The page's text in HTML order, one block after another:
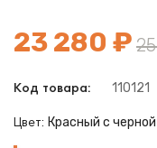
23 280 ₽
Код товара: 110121
Цвет: Красный с